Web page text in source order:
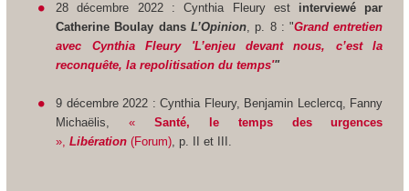
28 décembre 2022 : Cynthia Fleury est interviewé par
Catherine Boulay dans L’Opinion, p. 8 : "Grand entretien
avec Cynthia Fleury 'L’enjeu devant nous, c’est la
reconquête, la repolitisation du temps'"
9 décembre 2022 : Cynthia Fleury, Benjamin Leclercq, Fanny
Michaëlis, « Santé, le temps des urgences
»,Libération(Forum), p. II et III.